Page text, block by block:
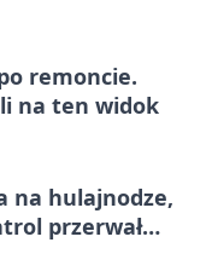
remoncie.
na ten widok
na hulajnodze,
przerwał